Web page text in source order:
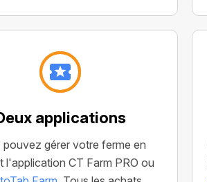
applications
pouvez gérer votre ferme en
l'application CT Farm PRO ou